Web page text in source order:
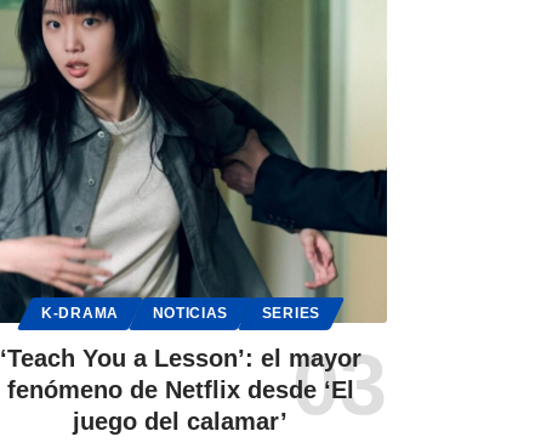
K-DRAMA NOTICIAS SERIES
‘Teach You a Lesson’: el mayor
fenómeno de Netflix desde ‘El
juego del calamar’